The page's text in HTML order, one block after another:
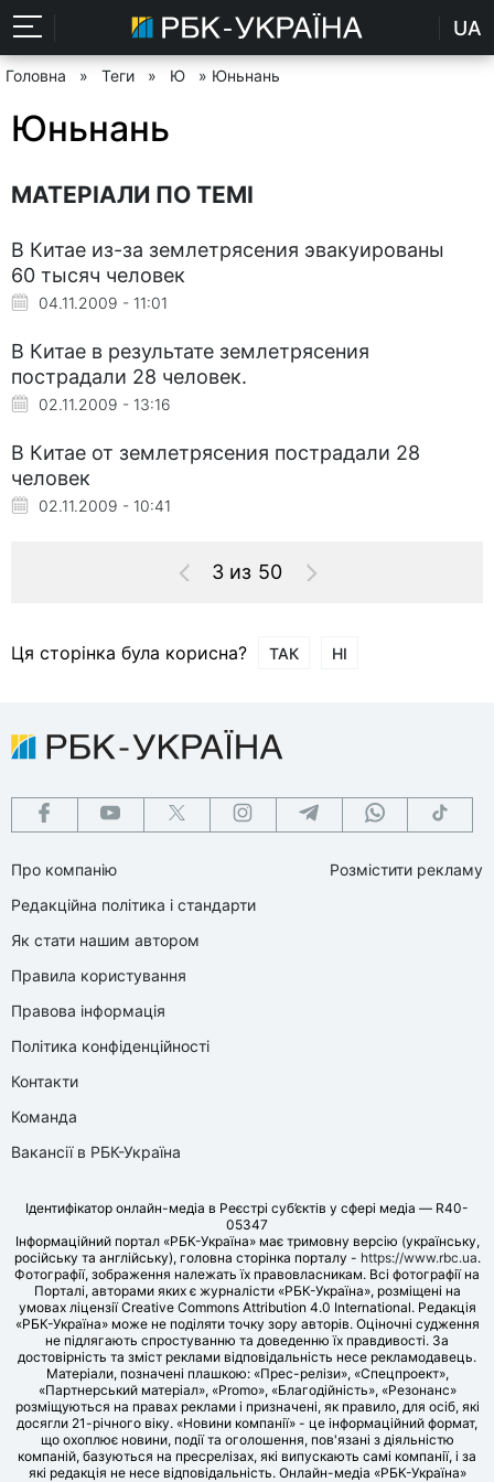
UA
Головна » Теги » Ю » Юньнань
Юньнань
МАТЕРІАЛИ ПО ТЕМІ
В Китае из-за землетрясения эвакуированы
60 тысяч человек
04.11.2009 - 11:01
В Китае в результате землетрясения
пострадали 28 человек.
02.11.2009 - 13:16
В Китае от землетрясения пострадали 28
человек
02.11.2009 - 10:41
3 из 50
Ця сторінка була корисна? ТАК НІ
Про компанію
Редакційна політика і стандарти
Як стати нашим автором
Правила користування
Правова інформація
Політика конфіденційності
Контакти
Команда
Вакансії в РБК-Україна
Розмістити рекламу
Ідентифікатор онлайн-медіа в Реєстрі суб’єктів у сфері медіа — R40-
05347
Інформаційний портал «РБК-Україна» має тримовну версію (українську,
російську та англійську), головна сторінка порталу - https://www.rbc.ua.
Фотографії, зображення належать їх правовласникам. Всі фотографії на
Порталі, авторами яких є журналісти «РБК-Україна», розміщені на
умовах ліцензії Creative Commons Attribution 4.0 International. Редакція
«РБК-Україна» може не поділяти точку зору авторів. Оціночні судження
не підлягають спростуванню та доведенню їх правдивості. За
достовірність та зміст реклами відповідальність несе рекламодавець.
Матеріали, позначені плашкою: «Прес-релізи», «Спецпроект»,
«Партнерський матеріал», «Promo», «Благодійність», «Резонанс»
розміщуються на правах реклами і призначені, як правило, для осіб, які
досягли 21-річного віку. «Новини компанії» - це інформаційний формат,
що охоплює новини, події та оголошення, пов'язані з діяльністю
компаній, базуються на пресрелізах, які випускають самі компанії, і за
які редакція не несе відповідальність. Онлайн-медіа «РБК-Україна»